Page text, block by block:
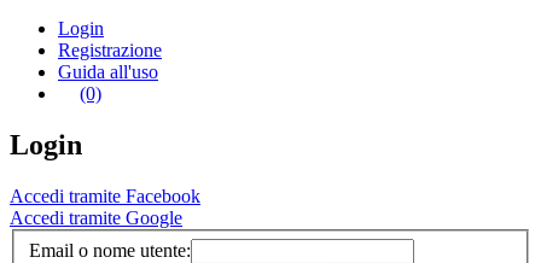
Login
Registrazione
Guida all'uso
(0)
Login
Accedi tramite Facebook
Accedi tramite Google
Email o nome utente: